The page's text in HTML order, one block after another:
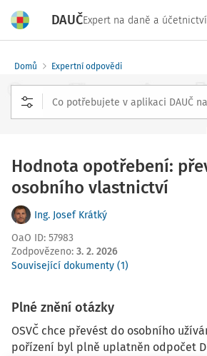
DAUČExpert na daně a účetnictví
Domů Expertní odpovědi
Hodnota opotřebení:
osobního vlastnictví
Ing. Josef Krátký
OaO ID: 57983
Zodpovězeno: 3. 2. 2026
Související dokumenty (1)
Plné znění otázky
OSVČ chce převést do osobního
pořízení byl plně uplatněn odpočet